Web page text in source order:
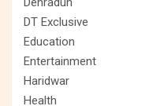
DT Exclusive
Education
Entertainment
Haridwar
Health